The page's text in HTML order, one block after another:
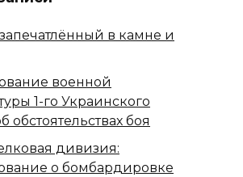
в камне и
военной
1-го Украинского
обстоятельствах боя
дивизия:
о бомбардировке